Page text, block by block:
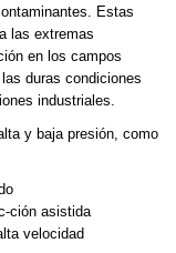
Estas
las extremas
en los campos
duras condiciones
industriales.
y baja presión, como
ción asistida
velocidad